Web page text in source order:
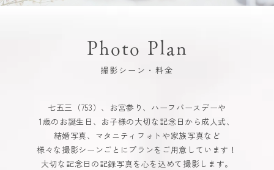
Photo Plan
撮影シーン・料金
七五三（753）、お宮参り、ハーフバースデーや
1歳のお誕生日、お子様の大切な記念日から成人式、
結婚写真、マタニティフォトや家族写真など
様々な撮影シーンごとにプランをご用意しています！
大切な記念日の記録写真を心を込めて撮影します。